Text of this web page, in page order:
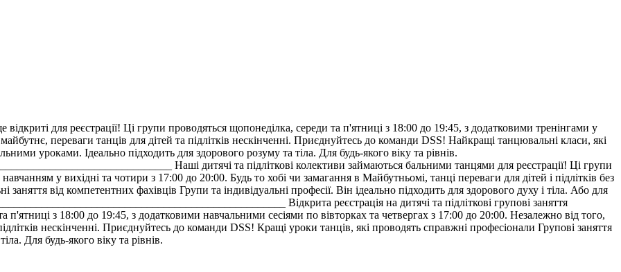
відкриті для реєстрації! Ці групи проводяться щопонеділка, середи та п'ятниці з 18:00 до 19:45, з додатковими тренінгами у
переваги танців для дітей та підлітків нескінченні. Приєднуйтесь до команди DSS! Найкращі танцювальні класи, які
уроками. Ідеально підходить для здорового розуму та тіла. Для будь-якого віку та рівнів.
Наші дитячі та підліткові колективи займаються бальними танцями для реєстрації! Ці групи
у вихідні та чотири з 17:00 до 20:00. Будь то хобі чи замагання в Майбутньомі, танці переваги для дітей і підлітків без
від компетентних фахівців Групи та індивідуальні професії. Він ідеально підходить для здорового духу і тіла. Або для
Відкрита реєстрація на дитячі та підліткові групові заняття
з 18:00 до 19:45, з додатковими навчальними сесіями по вівторках та четвергах з 17:00 до 20:00. Незалежно від того,
нескінченні. Приєднуйтесь до команди DSS! Кращі уроки танців, які проводять справжні професіонали Групові заняття
Для будь-якого віку та рівнів.